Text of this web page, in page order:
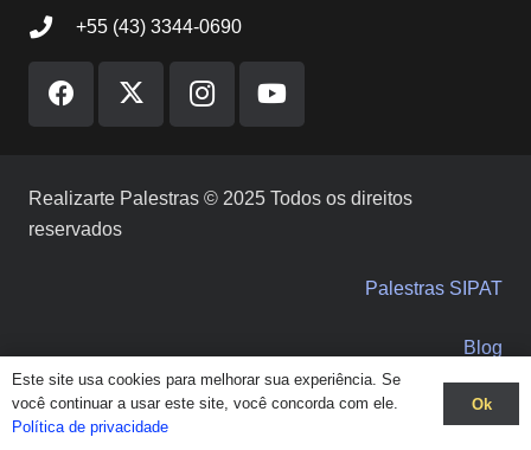
+55 (43) 3344-0690
Realizarte Palestras © 2025 Todos os direitos
reservados
Palestras SIPAT
Blog
Solicite orçamento
Este site usa cookies para melhorar sua experiência. Se
você continuar a usar este site, você concorda com ele.
Política de privacidade
Ok